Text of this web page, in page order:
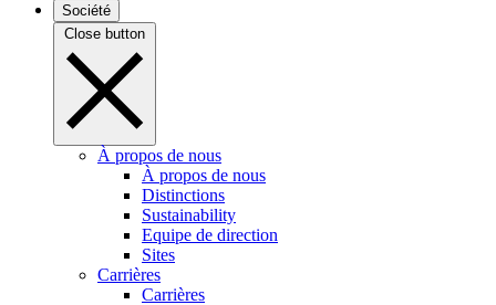
Société
Close button
À propos de nous
À propos de nous
Distinctions
Sustainability
Equipe de direction
Sites
Carrières
Carrières